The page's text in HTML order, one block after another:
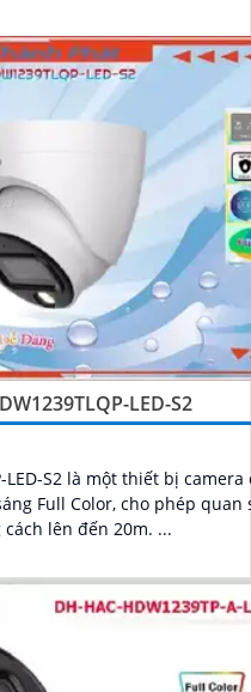
LED-S2
LED-S2 là một thiết bị camera
Full Color, cho phép quan
lên đến 20m. ...